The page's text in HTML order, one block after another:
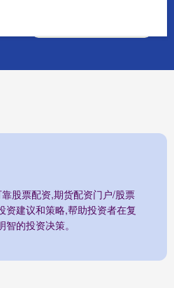
股票配资,期货配资门户/股票
资建议和策略,帮助投资者在复
的投资决策。